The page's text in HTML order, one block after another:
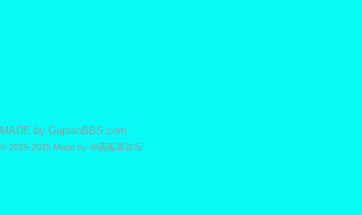
MADE by GupiaoBBS.com
© 2015-2025 Made by 中国股票论坛